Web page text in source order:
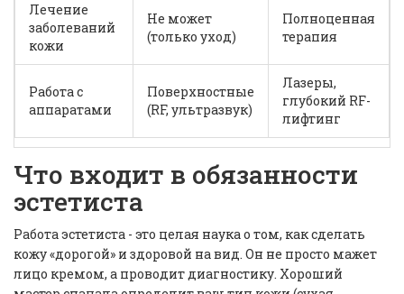
Лечение
заболеваний
кожи
Не может
(только уход)
Полноценная
терапия
Работа с
аппаратами
Поверхностные
(RF, ультразвук)
Лазеры,
глубокий RF-
лифтинг
Что входит в обязанности
эстетиста
Работа эстетиста - это целая наука о том, как сделать
кожу «дорогой» и здоровой на вид. Он не просто мажет
лицо кремом, а проводит диагностику. Хороший